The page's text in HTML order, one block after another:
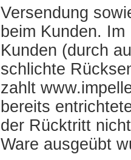
Versendung
beim Kunden.
Kunden (durch
schlichte
zahlt
bereits
der Rücktritt
Ware ausgeübt